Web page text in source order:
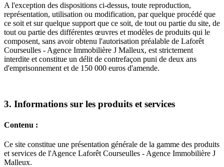
A l'exception des dispositions ci-dessus, toute reproduction,
représentation, utilisation ou modification, par quelque procédé que
ce soit et sur quelque support que ce soit, de tout ou partie du site, de
tout ou partie des différentes œuvres et modèles de produits qui le
composent, sans avoir obtenu l'autorisation préalable de Laforêt
Courseulles - Agence Immobilière J Malleux, est strictement
interdite et constitue un délit de contrefaçon puni de deux ans
d'emprisonnement et de 150 000 euros d'amende.
3. Informations sur les produits et services
Contenu :
Ce site constitue une présentation générale de la gamme des produits
et services de l'Agence Laforêt Courseulles - Agence Immobilière J
Malleux.